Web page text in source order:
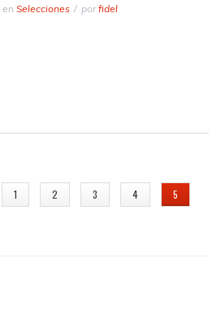
en Selecciones porfidel
1 2 3 4 5